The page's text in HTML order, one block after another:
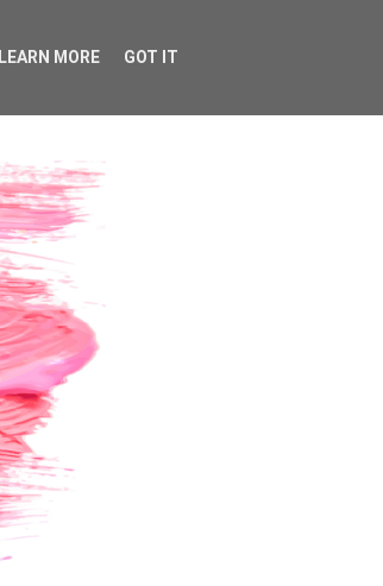
LEARN MORE GOT IT